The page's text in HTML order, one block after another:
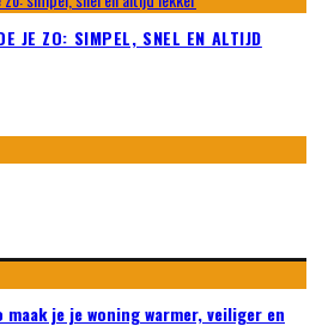
JE ZO: SIMPEL, SNEL EN ALTIJD
je je woning warmer, veiliger en